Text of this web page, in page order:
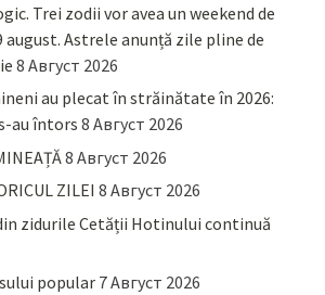
Trei zodii vor avea un weekend de
august. Astrele anunță zile pline de
8 Август 2026
au plecat în străinătate în 2026:
au întors 8 Август 2026
8 Август 2026
ZILEI 8 Август 2026
zidurile Cetății Hotinului continuă
popular 7 Август 2026